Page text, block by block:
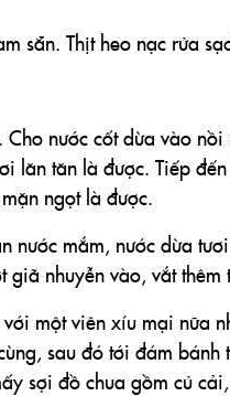
sẵn. Thịt heo nạc rửa
nước cốt dừa vào
lăn tăn là được. Tiếp
ngọt là được.
nước mắm, nước dừa
nhuyễn vào, vắt thêm
một viên xíu mại nữa
sau đó tới đám bánh
sợi đồ chua gồm củ